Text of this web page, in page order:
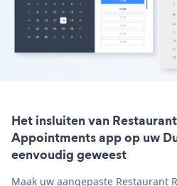
Het insluiten van
Appointments app op uw
eenvoudig geweest
Maak uw aangepaste Restaurant